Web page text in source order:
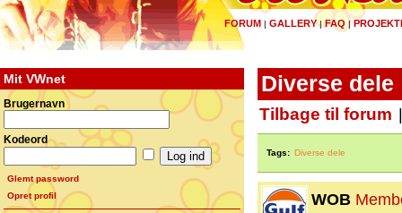
FORUM | GALLERY|FAQ |
Mit VWnet
Brugernavn
Kodeord
Glemt password
Opret profil
Diverse dele
Tilbage til forum
Tags: Diverse dele
WOB